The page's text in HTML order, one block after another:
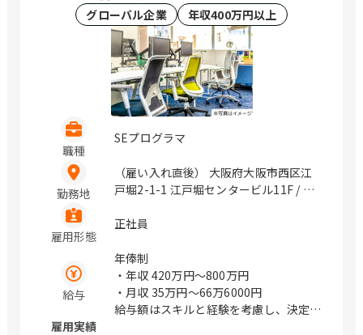
グローバル企業
年収400万円以上
職種
SEプログラマ
勤務地
（雇い入れ直後） 大阪府大阪市西区江
戸堀2-1-1 江戸堀センタービル11F / 肥
雇用形態
正社員
給与
年俸制
・年収 420万円〜800万円
・月収 35万円〜66万6000円
給与額はスキルと経験を考慮し、決定し
雇用実績